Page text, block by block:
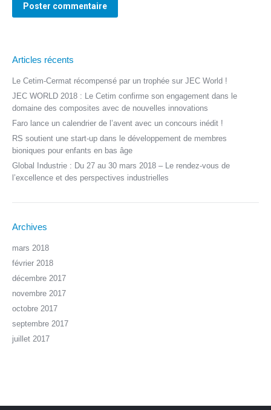
Poster commentaire
Articles récents
Le Cetim-Cermat récompensé par un trophée sur JEC World !
JEC WORLD 2018 : Le Cetim confirme son engagement dans le
domaine des composites avec de nouvelles innovations
Faro lance un calendrier de l’avent avec un concours inédit !
RS soutient une start-up dans le développement de membres
bioniques pour enfants en bas âge
Global Industrie : Du 27 au 30 mars 2018 – Le rendez-vous de
l’excellence et des perspectives industrielles
Archives
mars 2018
février 2018
décembre 2017
novembre 2017
octobre 2017
septembre 2017
juillet 2017